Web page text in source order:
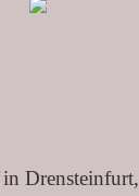
Drensteinfurt,